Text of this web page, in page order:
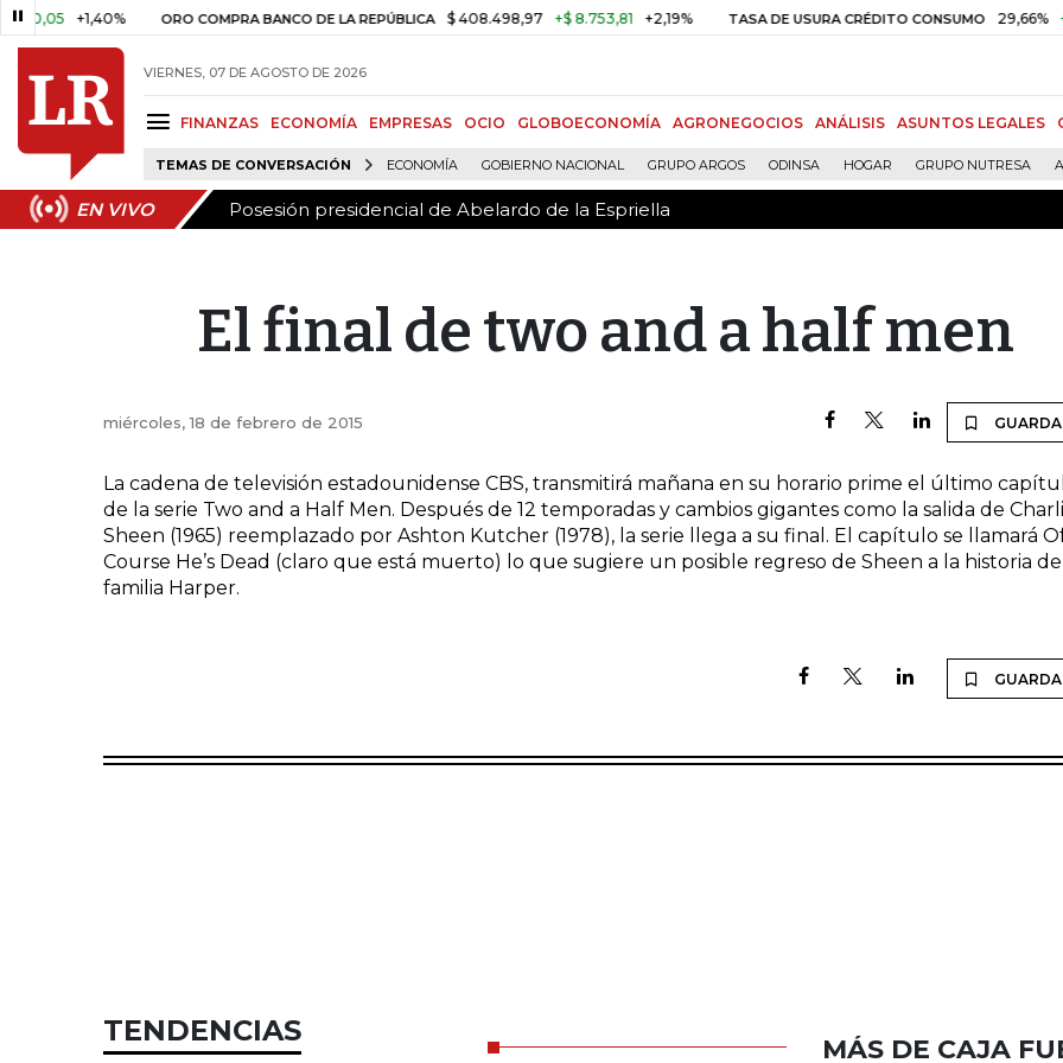
+1,40% ORO COMPRA BANCO DE LA REPÚBLICA $ 408.498,97 +$ 8.753,81 +2,19% TASA DE USURA CRÉDITO CONSUMO 29,66%
VIERNES, 07 DE AGOSTO DE 2026
FINANZAS ECONOMÍA EMPRESAS OCIO GLOBOECONOMÍA AGRONEGOCIOS ANÁLISIS ASUNTOS LEGALES
TEMAS DE CONVERSACIÓN ECONOMÍA GOBIERNO NACIONAL GRUPO ARGOS ODINSA HOGAR GRUPO NUTRESA
EN VIVO Posesión presidencial de Abelardo de la Espriella
EN VIVO Posesión presidencial de Abelardo de la Espriella
El final de two and a half men
miércoles, 18 de febrero de 2015
La cadena de televisión estadounidense CBS, transmitirá mañana en su horario prime el último
de la serie Two and a Half Men. Después de 12 temporadas y cambios gigantes como la salida de
Sheen (1965) reemplazado por Ashton Kutcher (1978), la serie llega a su final. El capítulo se llamará
Course He’s Dead (claro que está muerto) lo que sugiere un posible regreso de Sheen a la historia
familia Harper.
TENDENCIAS
MÁS DE CAJA